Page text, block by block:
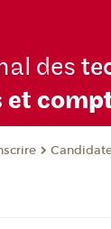
des
et com